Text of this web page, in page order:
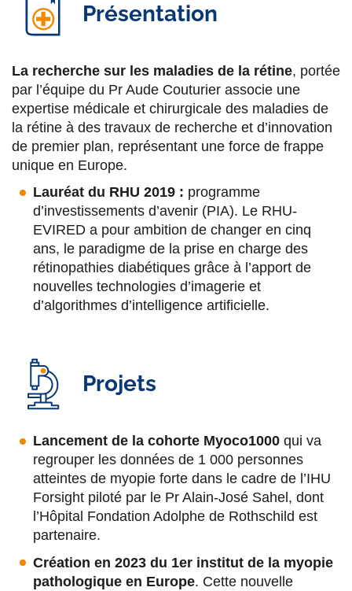
g
e
r
s
u
r
F
a
c
e
o
t
g
e
r
s
u
r
T
w
i
t
r
t
g
e
r
s
r
L
i
n
k
i
t
g
e
r
p
r
E
m
a
i
Présentation
La recherche sur les maladies de la rétine, portée
par l’équipe du Pr Aude Couturier associe une
expertise médicale et chirurgicale des maladies de
la rétine à des travaux de recherche et d’innovation
de premier plan, représentant une force de frappe
unique en Europe.
Lauréat du RHU 2019 : programme
d’investissements d’avenir (PIA). Le RHU-
EVIRED a pour ambition de changer en cinq
ans, le paradigme de la prise en charge des
rétinopathies diabétiques grâce à l’apport de
nouvelles technologies d’imagerie et
d’algorithmes d’intelligence artificielle.
Projets
Lancement de la cohorte Myoco1000 qui va
regrouper les données de 1 000 personnes
atteintes de myopie forte dans le cadre de l’IHU
Forsight piloté par le Pr Alain-José Sahel, dont
l’Hôpital Fondation Adolphe de Rothschild est
partenaire.
Création en 2023 du 1er institut de la myopie
pathologique en Europe. Cette nouvelle